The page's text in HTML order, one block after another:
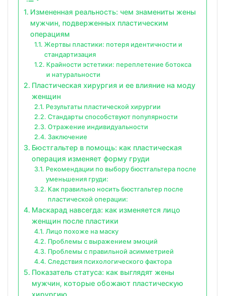
Измененная реальность: чем знамениты жены
мужчин, подверженных пластическим
операциям
Жертвы пластики: потеря идентичности и
стандартизация
Крайности эстетики: переплетение ботокса
и натуральности
Пластическая хирургия и ее влияние на моду
женщин
Результаты пластической хирургии
Стандарты способствуют популярности
Отражение индивидуальности
Заключение
Бюстгальтер в помощь: как пластическая
операция изменяет форму груди
Рекомендации по выбору бюстгальтера после
уменьшения груди:
Как правильно носить бюстгальтер после
пластической операции:
Маскарад навсегда: как изменяется лицо
женщин после пластики
Лицо похоже на маску
Проблемы с выражением эмоций
Проблемы с правильной асимметрией
Следствия психологического фактора
Показатель статуса: как выглядят жены
мужчин, которые обожают пластическую
хирургию